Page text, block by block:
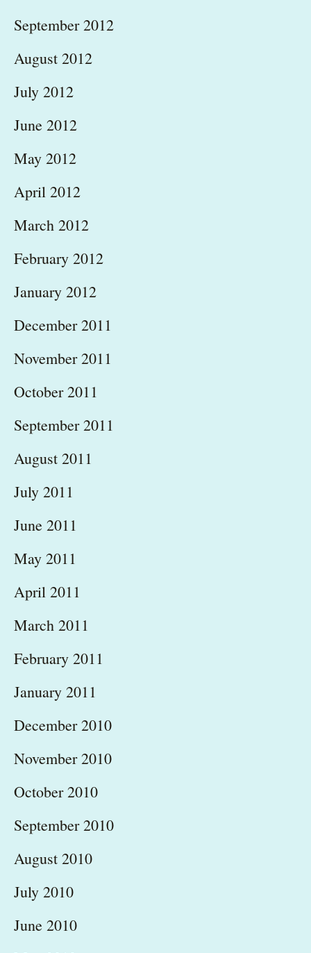
September 2012
August 2012
July 2012
June 2012
May 2012
April 2012
March 2012
February 2012
January 2012
December 2011
November 2011
October 2011
September 2011
August 2011
July 2011
June 2011
May 2011
April 2011
March 2011
February 2011
January 2011
December 2010
November 2010
October 2010
September 2010
August 2010
July 2010
June 2010